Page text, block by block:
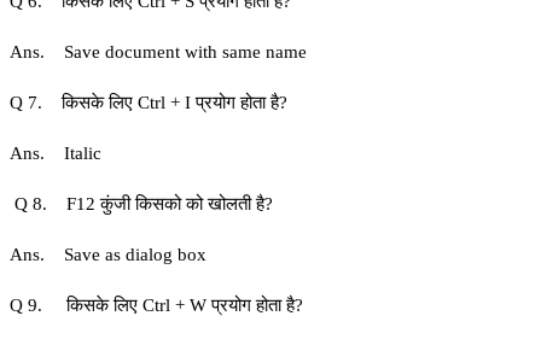
Ans. Save document with same name
Q 7. किसके लिए Ctrl + I प्रयोग होता है?
Ans. Italic
Q 8. F12 कुंजी किसको को खोलती है?
Ans. Save as dialog box
Q 9. किसके लिए Ctrl + W प्रयोग होता है?